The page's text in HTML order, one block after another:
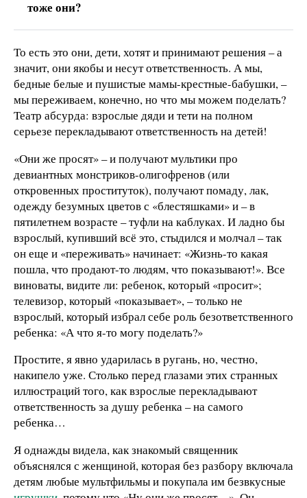
тоже они?
То есть это они, дети, хотят и принимают решения – а
значит, они якобы и несут ответственность. А мы,
бедные белые и пушистые мамы-крестные-бабушки, –
мы переживаем, конечно, но что мы можем поделать?
Театр абсурда: взрослые дяди и тети на полном
серьезе перекладывают ответственность на детей!
«Они же просят» – и получают мультики про
девиантных монстриков-олигофренов (или
откровенных проституток), получают помаду, лак,
одежду безумных цветов с «блестяшками» и – в
пятилетнем возрасте – туфли на каблуках. И ладно бы
взрослый, купивший всё это, стыдился и молчал – так
он еще и «переживать» начинает: «Жизнь-то какая
пошла, что продают-то людям, что показывают!». Все
виноваты, видите ли: ребенок, который «просит»;
телевизор, который «показывает», – только не
взрослый, который избрал себе роль безответственного
ребенка: «А что я-то могу поделать?»
Простите, я явно ударилась в ругань, но, честно,
накипело уже. Столько перед глазами этих странных
иллюстраций того, как взрослые перекладывают
ответственность за душу ребенка – на самого
ребенка…
Я однажды видела, как знакомый священник
объяснялся с женщиной, которая без разбору включала
детям любые мультфильмы и покупала им безвкусные